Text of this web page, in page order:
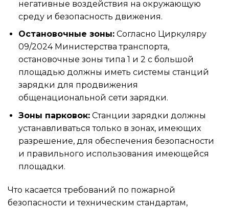
негативные воздействия на окружающую
среду и безопасность движения.
Остановочные зоны:Согласно Циркуляру
09/2024 Министерства транспорта,
остановочные зоны типа 1 и 2 с большой
площадью должны иметь системы станций
зарядки для продвижения
общенациональной сети зарядки.
Зоны парковок:Станции зарядки должны
устанавливаться только в зонах, имеющих
разрешение, для обеспечения безопасности
и правильного использования имеющейся
площадки.
Что касается требований по пожарной
безопасности и техническим стандартам,